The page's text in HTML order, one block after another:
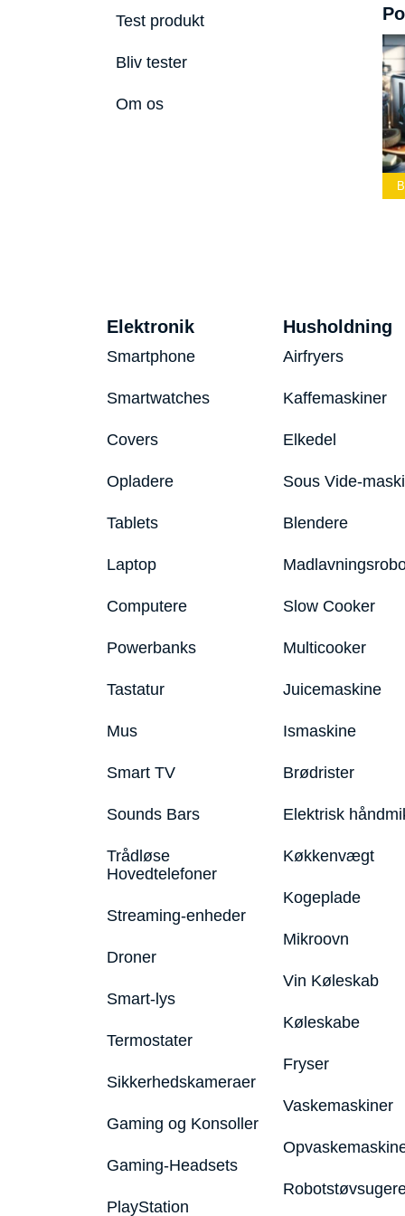
Test produkt
Bliv tester
Om os
Elektronik
Smartphone
Smartwatches
Covers
Opladere
Tablets
Laptop
Computere
Powerbanks
Tastatur
Mus
Smart TV
Sounds Bars
Trådløse
Hovedtelefoner
Streaming-enheder
Droner
Smart-lys
Termostater
Sikkerhedskameraer
Gaming og Konsoller
Gaming-Headsets
PlayStation
Husholdning
Airfryers
Kaffemaskiner
Elkedel
Sous Vide-
Blendere
Slow Cooker
Multicooker
Juicemaskine
Ismaskine
Brødrister
Elektrisk
Køkkenvægt
Kogeplade
Mikroovn
Vin Køleskab
Køleskabe
Fryser
Vaskemaskiner